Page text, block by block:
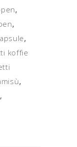
,
,
,
koffie
,
,